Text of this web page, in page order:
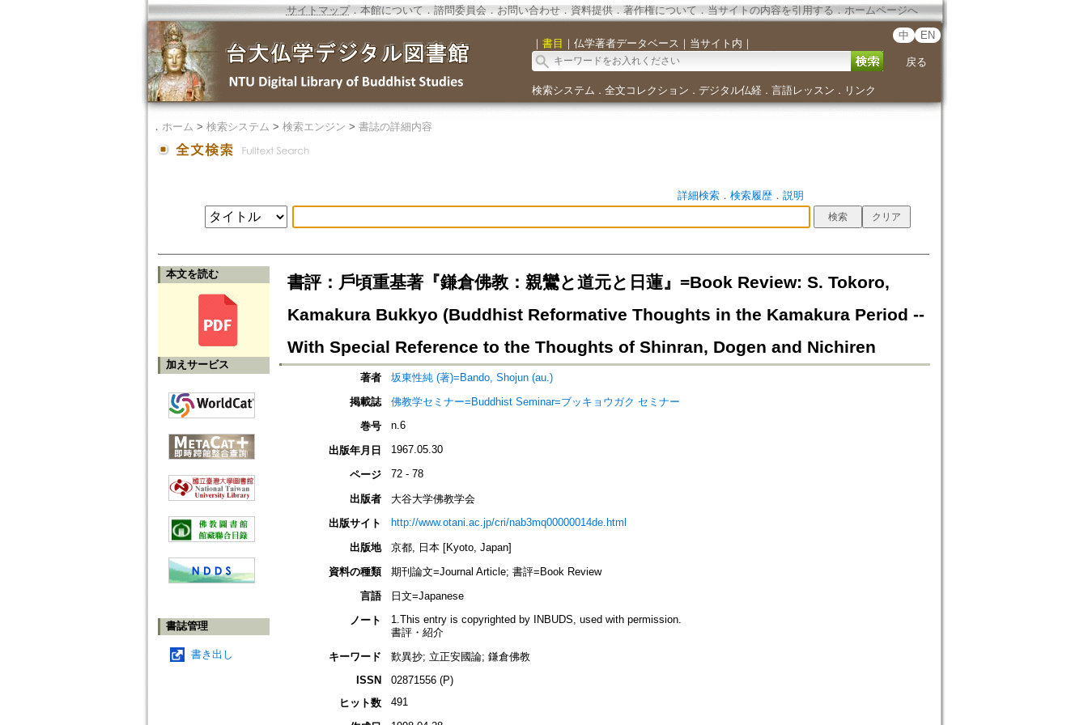
サイトマップ．本館について ． 諮問委員会． お問い合わせ． 資料提供． 著作権について．当サイトの内容を引用する ． ホームページへ
｜ 書目 ｜ 仏学著者データベース ｜ 当サイト内 ｜
中 EN
戻る
検索システム ． 全文コレクション ． デジタル仏経． 言語レッスン ． リンク
． ホーム > 検索システム > 検索エンジン > 書誌の詳細内容
詳細検索． 検索履歴． 説明
本文を読む
加えサービス
書誌管理
書き出し
書評：戶頃重基著『鎌倉佛教：親鸞と道元と日蓮』=Book Review: S. Tokoro,
Kamakura Bukkyo (Buddhist Reformative Thoughts in the Kamakura Period --
With Special Reference to the Thoughts of Shinran, Dogen and Nichiren
著者
坂東性純 (著)=Bando, Shojun (au.)
掲載誌
佛教学セミナー=Buddhist Seminar=ブッキョウガク セミナー
巻号
n.6
出版年月日 1967.05.30
ページ 72 - 78
出版者
大谷大学佛教学会
出版サイト
http://www.otani.ac.jp/cri/nab3mq00000014de.html
出版地
京都, 日本 [Kyoto, Japan]
資料の種類
期刊論文=Journal Article; 書評=Book Review
言語
日文=Japanese
ノート
1.This entry is copyrighted by INBUDS, used with permission.
書評・紹介
キーワード
歎異抄; 立正安國論; 鎌倉佛教
ISSN
02871556 (P)
ヒット数
491